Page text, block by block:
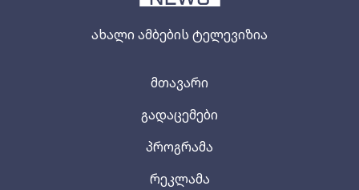
ახალი ამბების ტელევიზია
მთავარი
გადაცემები
პროგრამა
რეკლამა